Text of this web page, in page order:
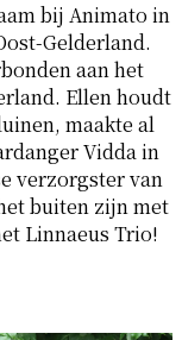
bij Animato in
Gelderland.
aan het
Ellen houdt
maakte al
Vidda in
verzorgster van
buiten zijn met
Linnaeus Trio!